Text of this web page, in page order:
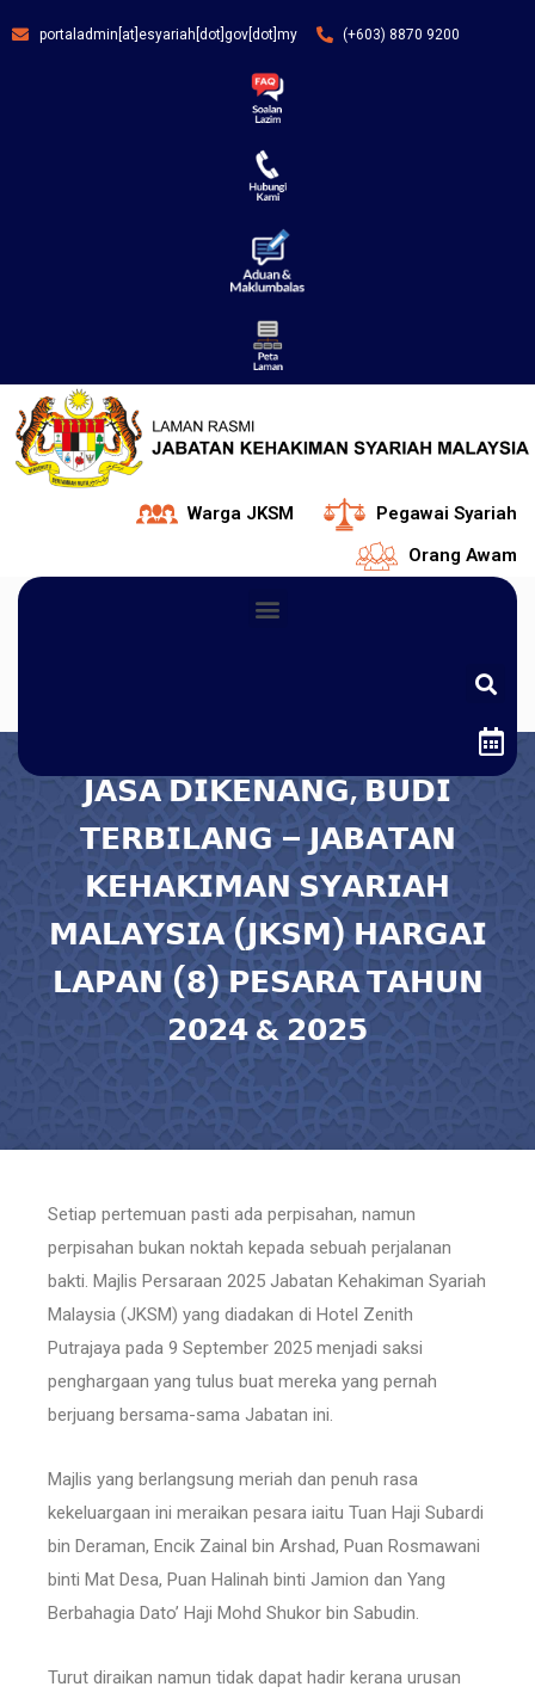
portaladmin[at]esyariah[dot]gov[dot]my (+603) 8870 9200
Warga JKSM
Pegawai Syariah
Orang Awam
𝗝𝗔𝗦𝗔 𝗗𝗜𝗞𝗘𝗡𝗔𝗡𝗚, 𝗕𝗨𝗗𝗜
𝗧𝗘𝗥𝗕𝗜𝗟𝗔𝗡𝗚 – 𝗝𝗔𝗕𝗔𝗧𝗔𝗡
𝗞𝗘𝗛𝗔𝗞𝗜𝗠𝗔𝗡 𝗦𝗬𝗔𝗥𝗜𝗔𝗛
𝗠𝗔𝗟𝗔𝗬𝗦𝗜𝗔 (𝗝𝗞𝗦𝗠) 𝗛𝗔𝗥𝗚𝗔𝗜
𝗟𝗔𝗣𝗔𝗡 (𝟴) 𝗣𝗘𝗦𝗔𝗥𝗔 𝗧𝗔𝗛𝗨𝗡
𝟮𝟬𝟮𝟰 & 𝟮𝟬𝟮𝟱
Setiap pertemuan pasti ada perpisahan, namun
perpisahan bukan noktah kepada sebuah perjalanan
bakti. Majlis Persaraan 2025 Jabatan Kehakiman Syariah
Malaysia (JKSM) yang diadakan di Hotel Zenith
Putrajaya pada 9 September 2025 menjadi saksi
penghargaan yang tulus buat mereka yang pernah
berjuang bersama-sama Jabatan ini.
Majlis yang berlangsung meriah dan penuh rasa
kekeluargaan ini meraikan pesara iaitu Tuan Haji Subardi
bin Deraman, Encik Zainal bin Arshad, Puan Rosmawani
binti Mat Desa, Puan Halinah binti Jamion dan Yang
Berbahagia Dato’ Haji Mohd Shukor bin Sabudin.
Turut diraikan namun tidak dapat hadir kerana urusan